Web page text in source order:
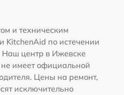
и техническим
KitchenAid по истечении
Наш центр в Ижевске
имеет официальной
Цены на ремонт,
исключительно